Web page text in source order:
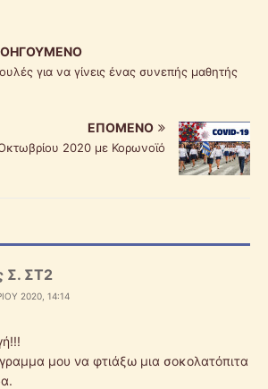
για να γίνεις ένας συνεπής μαθητής
ΕΠΌΜΕΝΟ
2020 με Κορωνοϊό
Σ. ΣΤ2
2020, 14:14
μου να φτιάξω μια σοκολατόπιτα